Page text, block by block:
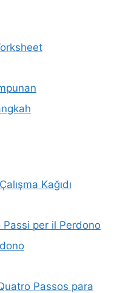
Kağıdı
per il Perdono
Passos para